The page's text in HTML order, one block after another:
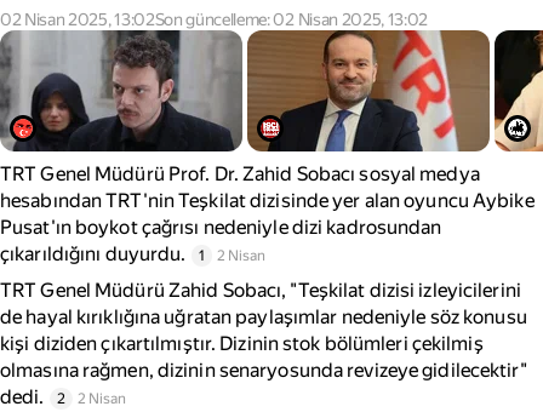
02 Nisan 2025, 13:02Son güncelleme: 02 Nisan 2025, 13:02
TRT Genel Müdürü Prof. Dr. Zahid Sobacı sosyal medya
hesabından TRT'nin Teşkilat dizisinde yer alan oyuncu Aybike
Pusat'ın boykot çağrısı nedeniyle dizi kadrosundan
çıkarıldığını duyurdu.
1 2 Nisan
TRT Genel Müdürü Zahid Sobacı, "Teşkilat dizisi izleyicilerini
de hayal kırıklığına uğratan paylaşımlar nedeniyle söz konusu
kişi diziden çıkartılmıştır. Dizinin stok bölümleri çekilmiş
olmasına rağmen, dizinin senaryosunda revizeye gidilecektir"
dedi.
2 2 Nisan